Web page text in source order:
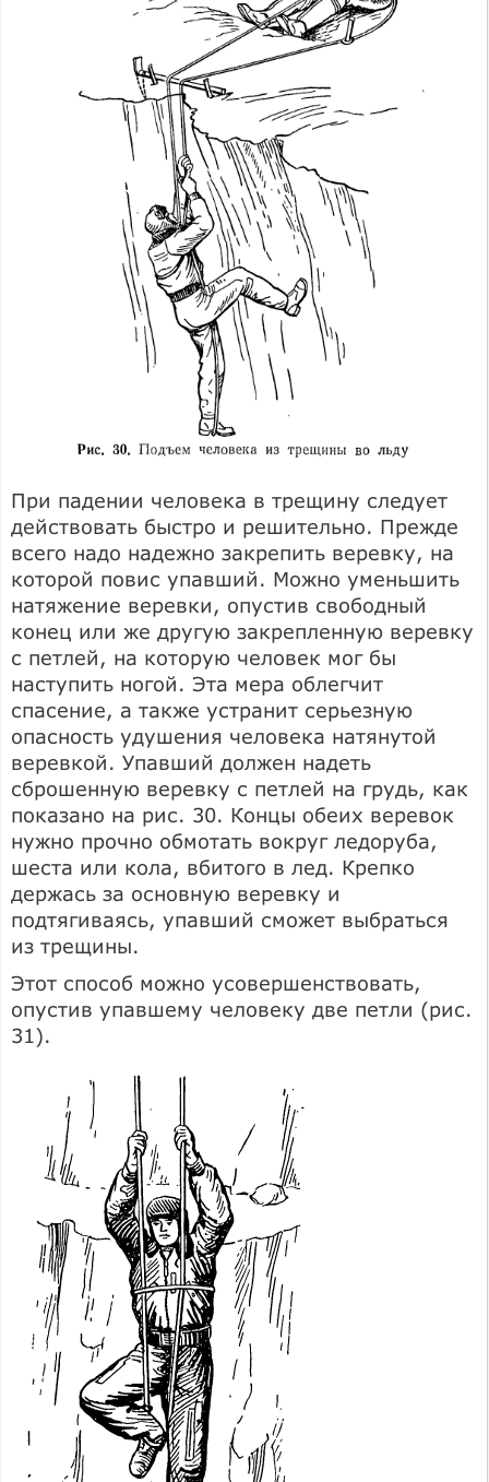
При падении человека в трещину следует
действовать быстро и решительно. Прежде
всего надо надежно закрепить веревку, на
которой повис упавший. Можно уменьшить
натяжение веревки, опустив свободный
конец или же другую закрепленную веревку
с петлей, на которую человек мог бы
наступить ногой. Эта мера облегчит
спасение, а также устранит серьезную
опасность удушения человека натянутой
веревкой. Упавший должен надеть
сброшенную веревку с петлей на грудь, как
показано на рис. 30. Концы обеих веревок
нужно прочно обмотать вокруг ледоруба,
шеста или кола, вбитого в лед. Крепко
держась за основную веревку и
подтягиваясь, упавший сможет выбраться
из трещины.
Этот способ можно усовершенствовать,
опустив упавшему человеку две петли (рис.
31).